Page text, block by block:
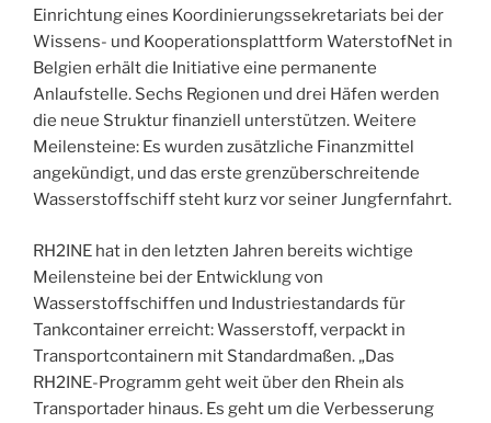
Einrichtung eines Koordinierungssekretariats bei der
Wissens- und Kooperationsplattform WaterstofNet in
Belgien erhält die Initiative eine permanente
Anlaufstelle. Sechs Regionen und drei Häfen werden
die neue Struktur finanziell unterstützen. Weitere
Meilensteine: Es wurden zusätzliche Finanzmittel
angekündigt, und das erste grenzüberschreitende
Wasserstoffschiff steht kurz vor seiner Jungfernfahrt.
RH2INE hat in den letzten Jahren bereits wichtige
Meilensteine bei der Entwicklung von
Wasserstoffschiffen und Industriestandards für
Tankcontainer erreicht: Wasserstoff, verpackt in
Transportcontainern mit Standardmaßen. „Das
RH2INE-Programm geht weit über den Rhein als
Transportader hinaus. Es geht um die Verbesserung